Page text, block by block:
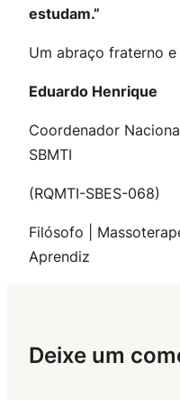
estudam.”
Um abraço fraterno
Eduardo Henrique
Coordenador
SBMTI
(RQMTI-SBES-068)
Filósofo |
Aprendiz
Deixe um